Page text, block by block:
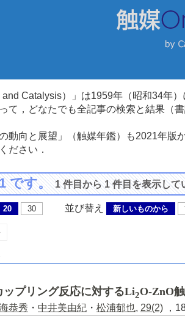
and Catalysis）」は1959年（昭和34年
て，どなたでも全記事の検索と結果（
動向と展望」（触媒年鑑）も2021年
ださい．
です。1 件目から 1 件目を表示して
20 30 並び替え 新しいものから
ップリング反応に対するLi2O-ZnO
恭秀 ・ 中井美由紀 ・ 松浦郁也, 29(2) ，